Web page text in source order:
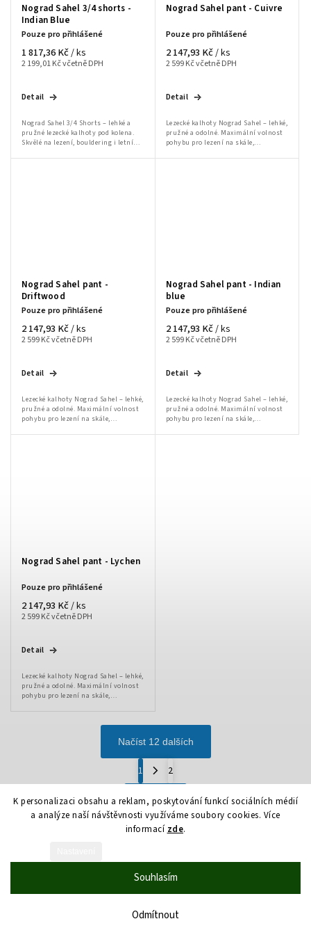
K personalizaci obsahu a reklam, poskytování funkcí sociálních médií
a analýze naší návštěvnosti využíváme soubory cookies. Více
informací zde.
Odmítnout
Souhlasím
Nograd Sahel 3/4 shorts -
Indian Blue
Pouze pro přihlášené
2 199,01 Kč včetně DPH
1 817,36 Kč/ ks
Detail
Nograd Sahel 3/4 Shorts – lehké a
pružné lezecké kalhoty pod kolena.
Skvělé na lezení, bouldering i letní
Nograd Sahel pant - Cuivre
Pouze pro přihlášené
2 599 Kč včetně DPH
2 147,93 Kč/ ks
Detail
Lezecké kalhoty Nograd Sahel – lehké,
pružné a odolné. Maximální volnost
pohybu pro lezení na skále,
Nograd Sahel pant -
Driftwood
Pouze pro přihlášené
2 599 Kč včetně DPH
2 147,93 Kč/ ks
Detail
Lezecké kalhoty Nograd Sahel – lehké,
pružné a odolné. Maximální volnost
pohybu pro lezení na skále,
Nograd Sahel pant - Indian
blue
Pouze pro přihlášené
2 599 Kč včetně DPH
2 147,93 Kč/ ks
Detail
Lezecké kalhoty Nograd Sahel – lehké,
pružné a odolné. Maximální volnost
pohybu pro lezení na skále,
Nograd Sahel pant - Lychen
Pouze pro přihlášené
2 599 Kč včetně DPH
2 147,93 Kč/ ks
Detail
Lezecké kalhoty Nograd Sahel – lehké,
pružné a odolné. Maximální volnost
pohybu pro lezení na skále,
Načíst 12 dalších
1
2
Nahoru
JMT-Distribution. Všechna práva vyhrazena.
Upravit nastavení cookies
Grafický návrh vytvořil a nakódoval